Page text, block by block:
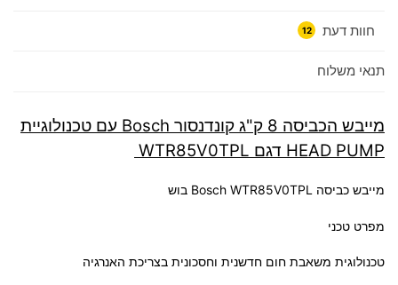
חוות דעת 12
תנאי משלוח
מייבש הכביסה 8 ק"ג קונדנסור Bosch עם טכנולוגיית
HEAD PUMP דגם WTR85V0TPL
מייבש כביסה Bosch WTR85V0TPL בוש
מפרט טכני
טכנולוגית משאבת חום חדשנית וחסכונית בצריכת האנרגיה